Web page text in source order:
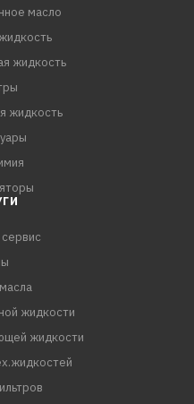
масло
жидкость
жидкость
жидкости
жидкости